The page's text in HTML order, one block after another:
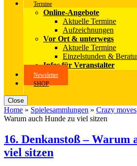
Termine
Online-Angebote
Aktuelle Termine
Aufzeichnungen
Vor Ort & unterwegs
Aktuelle Termine
Einzelstunden &
Infos für Veranstalter
Newsletter
SHOP
Close
Home » Spielesammlungen » Crazy moves
Warum auch Hunde zu viel sitzen
16. Denkanstoß – Warum
viel sitzen